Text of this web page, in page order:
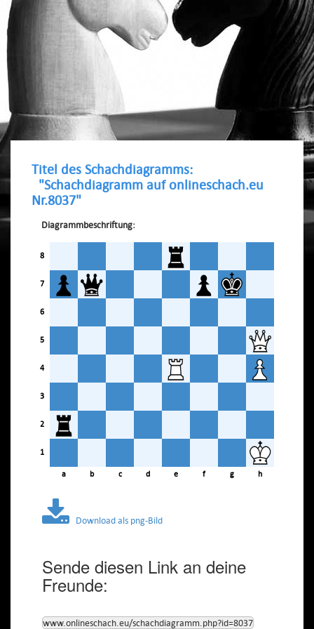
Titel des Schachdiagramms:
"Schachdiagramm auf onlineschach.eu
Nr.8037"
Diagrammbeschriftung:
8
7
6
5
4
3
2
1
a b c d e f g h
Download als png-Bild
Sende diesen Link an deine
Freunde:
www.onlineschach.eu/schachdiagramm.php?id=8037